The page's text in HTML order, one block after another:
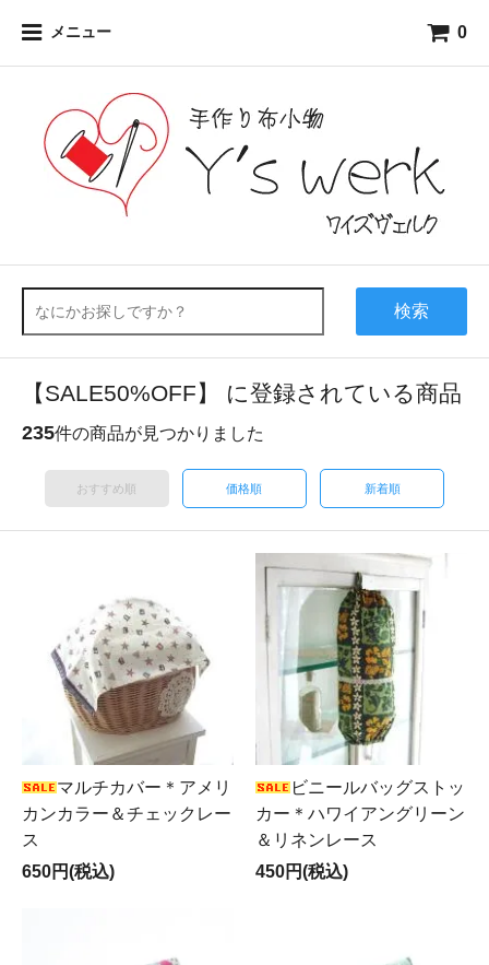
メニュー 0
検索
【SALE50%OFF】 に登録されている商品
235件の商品が見つかりました
おすすめ順 価格順 新着順
マルチカバー＊アメリ
カンカラー＆チェックレー
ス
650円(税込)
ビニールバッグストッ
カー＊ハワイアングリーン
＆リネンレース
450円(税込)